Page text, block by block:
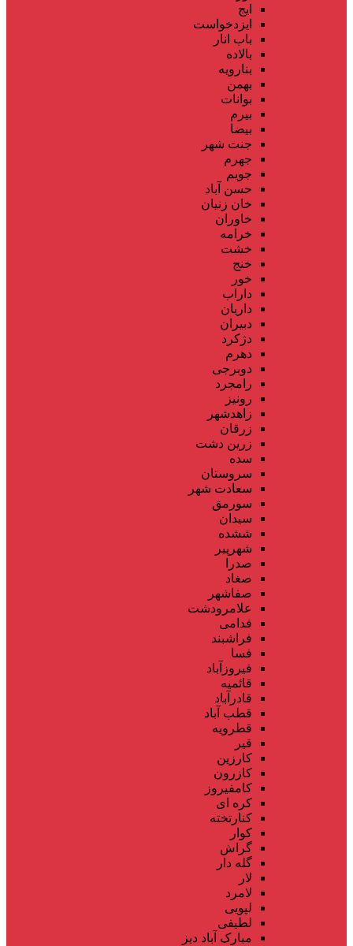
ایج
ایزدخواست
باب انار
بالاده
بنارویه
بهمن
بوانات
بیرم
بیضا
جنت شهر
جهرم
جویم
حسن آباد
خان زنیان
خاوران
خرامه
خشت
خنج
خور
داراب
داریان
دبیران
دژکرد
دهرم
دوبرجی
رامجرد
رونیز
زاهدشهر
زرقان
زرین دشت
سده
سروستان
سعادت شهر
سورمق
سیدان
ششده
شهرپیر
صدرا
صغاد
صفاشهر
علامرودشت
فدامی
فراشبند
فسا
فیروزآباد
قائمیه
قادرآباد
قطب آباد
قطرویه
قیر
کارزین
کازرون
کامفیروز
کره ای
کنارتخته
کوار
گراش
گله دار
لار
لامرد
لپویی
لطیفی
مبارک آباد دیز